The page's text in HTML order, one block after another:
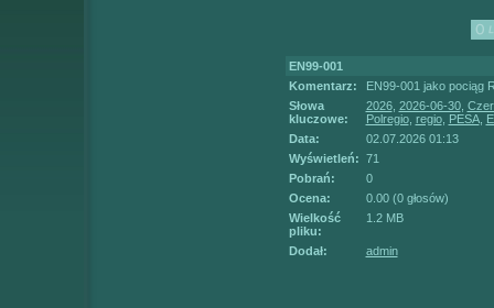
EN99-001
Komentarz:
EN99-001 jako pociąg
Słowa
kluczowe:
2026, 2026-06-30,
Polregio, regio, PESA,
Data:
02.07.2026 01:13
Wyświetleń: 71
Pobrań:
0
Ocena:
0.00 (0 głosów)
Wielkość
pliku:
1.2 MB
Dodał: admin